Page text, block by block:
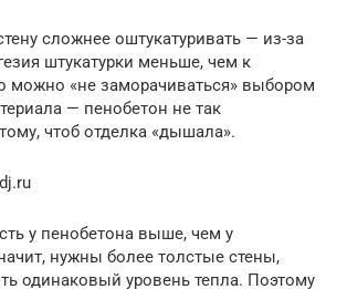
сложнее оштукатуривать — из-за
штукатурки меньше, чем к
можно «не заморачиваться» выбором
— пенобетон не так
чтоб отделка «дышала».
у пенобетона выше, чем у
нужны более толстые стены,
одинаковый уровень тепла. Поэтому